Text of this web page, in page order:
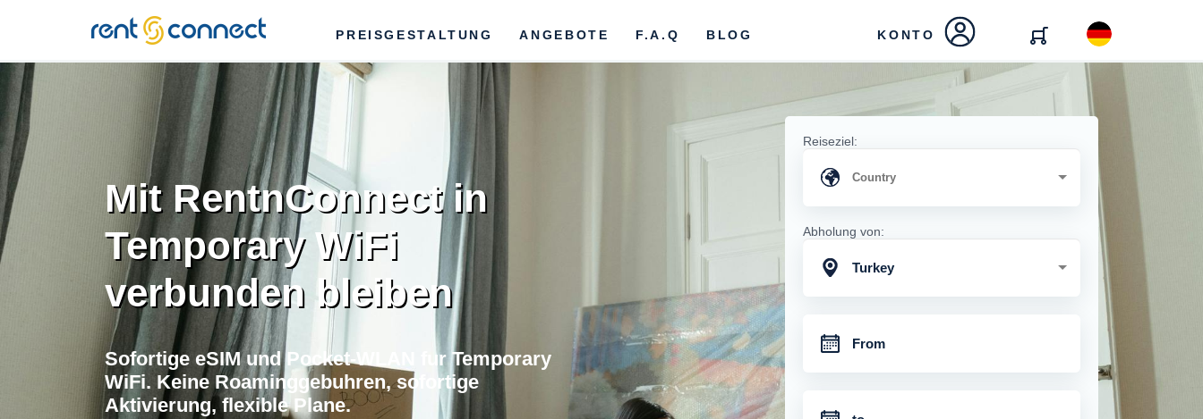
RENT'N
CONNECT
PREISGESTALTUNG ANGEBOTE F.A.Q BLOG KONTO
Mit RentnConnect in
Temporary WiFi
verbunden bleiben
Sofortige eSIM und Pocket-WLAN fur Temporary
WiFi. Keine Roaminggebuhren, sofortige
Aktivierung, flexible Plane.
Reiseziel:
Abholung von:
Turkey